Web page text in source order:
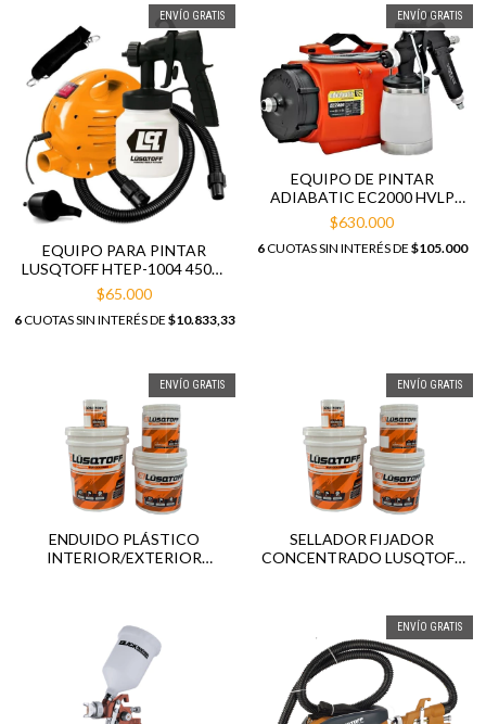
ENVÍO GRATIS
EQUIPO PARA PINTAR
LUSQTOFF HTEP-1004 450W
2.5BAR
$65.000
6CUOTAS SIN INTERÉS DE $10.833,33
ENVÍO GRATIS
EQUIPO DE PINTAR
ADIABATIC EC2000 HVLP
PROFESIONAL
$630.000
6CUOTAS SIN INTERÉS DE $105.000
ENVÍO GRATIS
ENDUIDO PLÁSTICO
INTERIOR/EXTERIOR
ENVÍO GRATIS
SELLADOR FIJADOR
CONCENTRADO LUSQTOFF
ENVÍO GRATIS